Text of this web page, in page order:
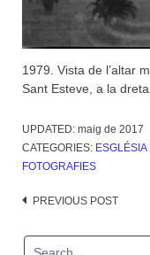
1979. Vista de l’altar
Sant Esteve, a la
UPDATED: maig de 2017
CATEGORIES:
FOTOGRAFIES
Post
PREVIOUS POST